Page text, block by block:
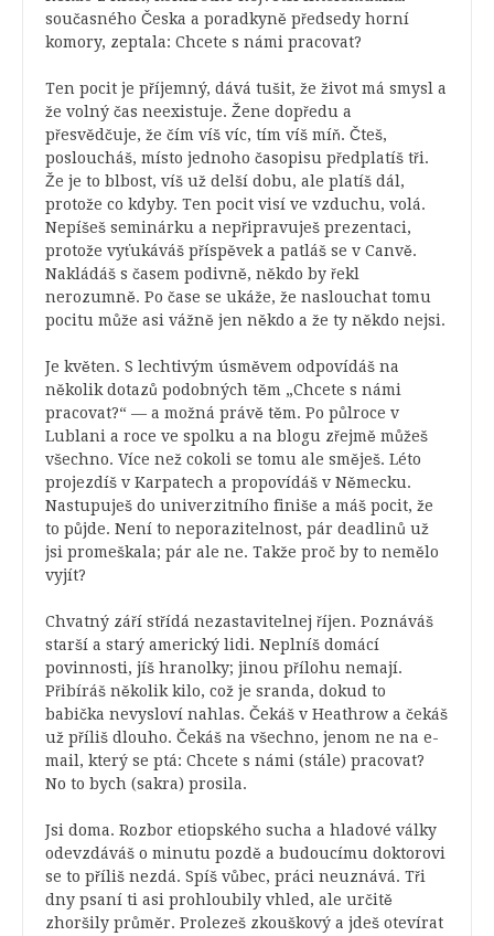
současného Česka a poradkyně předsedy horní
komory, zeptala: Chcete s námi pracovat?
Ten pocit je příjemný, dává tušit, že život má smysl a
že volný čas neexistuje. Žene dopředu a
přesvědčuje, že čím víš víc, tím víš míň. Čteš,
posloucháš, místo jednoho časopisu předplatíš tři.
Že je to blbost, víš už delší dobu, ale platíš dál,
protože co kdyby. Ten pocit visí ve vzduchu, volá.
Nepíšeš seminárku a nepřipravuješ prezentaci,
protože vyťukáváš příspěvek a patláš se v Canvě.
Nakládáš s časem podivně, někdo by řekl
nerozumně. Po čase se ukáže, že naslouchat tomu
pocitu může asi vážně jen někdo a že ty někdo nejsi.
Je květen. S lechtivým úsměvem odpovídáš na
několik dotazů podobných těm „Chcete s námi
pracovat?“ — a možná právě těm. Po půlroce v
Lublani a roce ve spolku a na blogu zřejmě můžeš
všechno. Více než cokoli se tomu ale směješ. Léto
projezdíš v Karpatech a propovídáš v Německu.
Nastupuješ do univerzitního finiše a máš pocit, že
to půjde. Není to neporazitelnost, pár deadlinů už
jsi promeškala; pár ale ne. Takže proč by to nemělo
vyjít?
Chvatný září střídá nezastavitelnej říjen. Poznáváš
starší a starý americký lidi. Neplníš domácí
povinnosti, jíš hranolky; jinou přílohu nemají.
Přibíráš několik kilo, což je sranda, dokud to
babička nevysloví nahlas. Čekáš v Heathrow a čekáš
už příliš dlouho. Čekáš na všechno, jenom ne na e-
mail, který se ptá: Chcete s námi (stále) pracovat?
No to bych (sakra) prosila.
Jsi doma. Rozbor etiopského sucha a hladové války
odevzdáváš o minutu pozdě a budoucímu doktorovi
se to příliš nezdá. Spíš vůbec, práci neuznává. Tři
dny psaní ti asi prohloubily vhled, ale určitě
zhoršily průměr. Prolezeš zkouškový a jdeš otevírat